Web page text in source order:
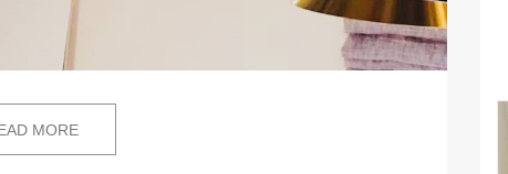
MORE